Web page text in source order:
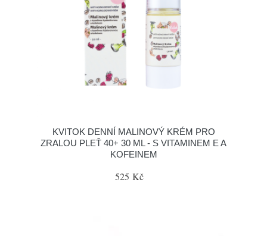
KVITOK DENNÍ MALINOVÝ KRÉM PRO
ZRALOU PLEŤ 40+ 30 ML - S VITAMINEM E A
KOFEINEM
525 Kč